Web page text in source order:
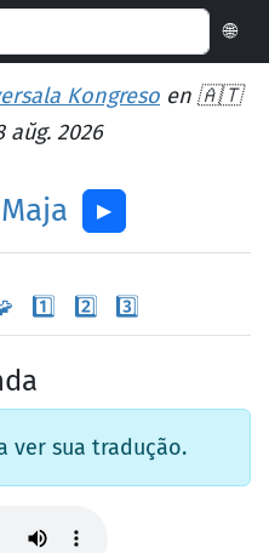
🌐
Kongreso en 🇦🇹
aŭg. 2026
Maja ▶︎
1️⃣ 2️⃣ 3️⃣
ver sua tradução.